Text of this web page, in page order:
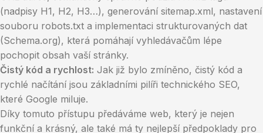
(nadpisy H1, H2, H3…), generování sitemap.xml, nastavení
souboru robots.txt a implementaci strukturovaných dat
(Schema.org), která pomáhají vyhledávačům lépe
pochopit obsah vaší stránky.
Čistý kód a rychlost: Jak již bylo zmíněno, čistý kód a
rychlé načítání jsou základními pilíři technického SEO,
které Google miluje.
Díky tomuto přístupu předáváme web, který je nejen
funkční a krásný, ale také má ty nejlepší předpoklady pro